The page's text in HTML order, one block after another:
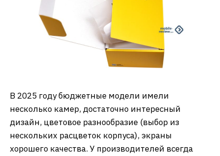
В 2025 году бюджетные модели имели
несколько камер, достаточно интересный
дизайн, цветовое разнообразие (выбор из
нескольких расцветок корпуса), экраны
хорошего качества. У производителей всегда